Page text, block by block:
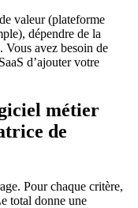
valeur (plateforme
dépendre de la
Vous avez besoin de
d’ajouter votre
métier
de
Pour chaque critère,
total donne une